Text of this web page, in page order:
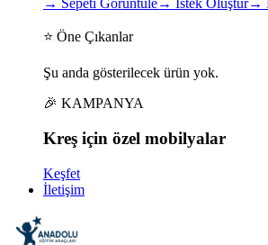
→ Sepeti Görüntüle→ İstek Oluştur→
⭐ Öne Çıkanlar
Şu anda gösterilecek ürün yok.
🎉 KAMPANYA
Kreş için özel mobilyalar
Keşfet
İletişim